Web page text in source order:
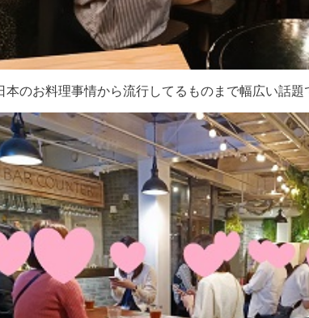
本のお料理事情から流行してるものまで幅広い話